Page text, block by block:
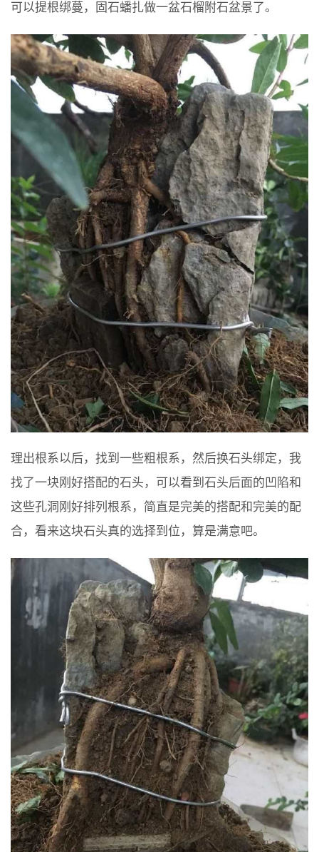
可以提根绑蔓，固石蟠扎做一盆石榴附石盆景了。
理出根系以后，找到一些粗根系，然后换石头绑定，我
找了一块刚好搭配的石头，可以看到石头后面的凹陷和
这些孔洞刚好排列根系，简直是完美的搭配和完美的配
合，看来这块石头真的选择到位，算是满意吧。